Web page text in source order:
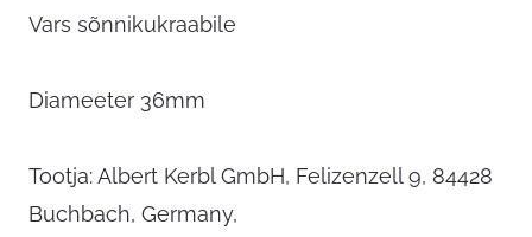
Vars sõnnikukraabile
Diameeter 36mm
Tootja: Albert Kerbl GmbH, Felizenzell 9, 84428
Buchbach, Germany,